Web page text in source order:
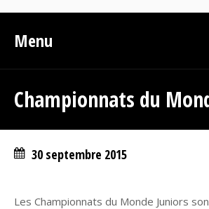
Menu
Championnats du
30 septembre 2015
Les Championnats du Monde Juniors